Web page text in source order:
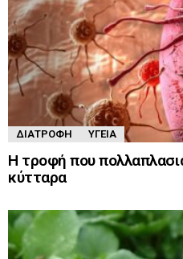
ΔΙΑΤΡΟΦΉ ΥΓΕΊΑ
Η τροφή που
κύτταρα